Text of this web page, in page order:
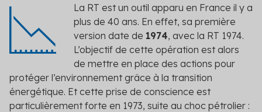
La RT est un outil apparu en France il y a
plus de 40 ans. En effet, sa première
version date de 1974, avec la RT 1974.
L’objectif de cette opération est alors
de mettre en place des actions pour
protéger l’environnement grâce à la transition
énergétique. Et cette prise de conscience est
particulièrement forte en 1973, suite au choc pétrolier :